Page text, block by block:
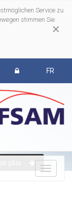
×
Service zu
stimmen Sie
FR